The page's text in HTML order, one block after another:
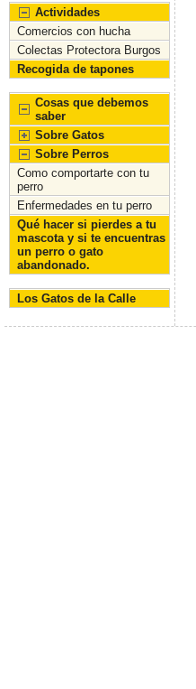
Actividades
Comercios con hucha
Colectas Protectora Burgos
Recogida de tapones
Cosas que debemos
saber
Sobre Gatos
Sobre Perros
Como comportarte con tu
perro
Enfermedades en tu perro
Qué hacer si pierdes a tu
mascota y si te encuentras
un perro o gato
abandonado.
Los Gatos de la Calle